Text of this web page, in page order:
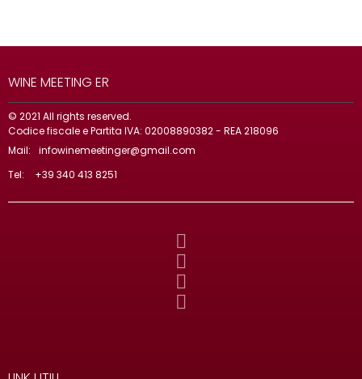
WINE MEETING ER
© 2021 All rights reserved.
Codice fiscale e Partita IVA: 02008890382 - REA 218096
Mail:
infowinemeetinger@gmail.com
Tel:
+39 340 413 8251